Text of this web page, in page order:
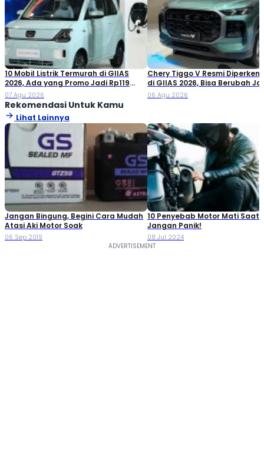
10 Mobil Listrik Termurah di GIIAS
2026, Ada yang Promo Jadi Rp119
Jutaan!
07 Agu 2026
Chery Tiggo V Resmi
di GIIAS 2026, Bisa Berubah
Double Cabin
06 Agu 2026
Rekomendasi Untuk Kamu
Lihat Lainnya
Jangan Bingung, Begini Cara Mudah
Atasi Aki Motor Soak
06 Sep 2019
10 Penyebab Motor Mati Saat
Jangan Panik!
08 Jul 2024